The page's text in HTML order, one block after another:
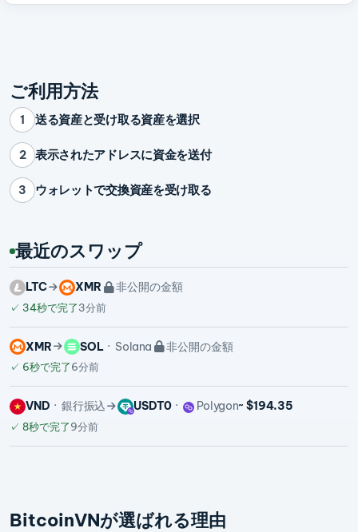
ご利用方法
1 送る資産と受け取る資産を選択
2 表示されたアドレスに資金を送付
3 ウォレットで交換資産を受け取る
最近のスワップ
LTC XMR 非公開の金額
✓ 34秒で完了3分前
XMR SOL Solana 非公開の金額
✓ 6秒で完了6分前
VND 銀行振込 USDT0 Polygon~ $194.35
✓ 8秒で完了9分前
BitcoinVNが選ばれる理由